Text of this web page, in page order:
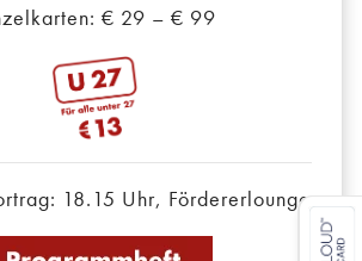
€ 29 – € 99
18.15 Uhr, Fördererlounge